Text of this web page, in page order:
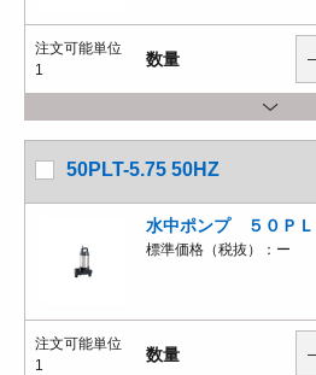
注文可能単位
1
数量
50PLT-5.75 50HZ
水中ポンプ ５０Ｐ
標準価格（税抜）： ー
注文可能単位
1
数量